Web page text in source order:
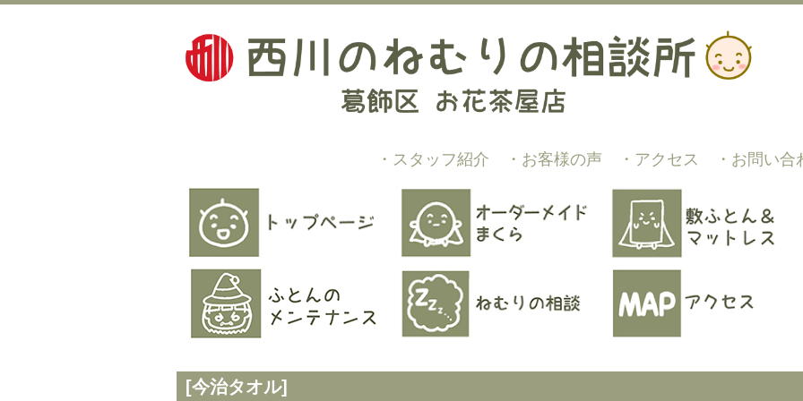
・スタッフ紹介 ・お客様の声 ・アクセス ・お問い合
[今治タオル]